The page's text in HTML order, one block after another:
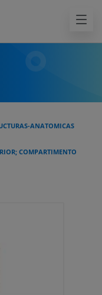
ANATOMICAS
COMPARTIMENTO